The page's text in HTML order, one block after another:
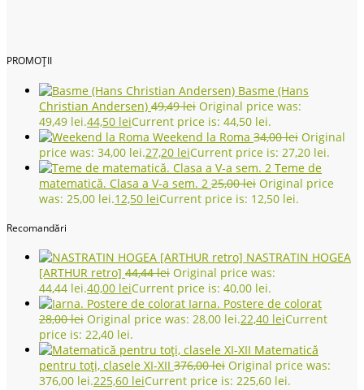
PROMOȚII
Basme (Hans
Christian Andersen) 49,49lei Original price was:
49,49 lei.44,50 leiCurrent price is: 44,50 lei.
Weekend la Roma 34,00lei Original
price was: 34,00 lei.27,20 leiCurrent price is: 27,20 lei.
Teme de
matematică. Clasa a V-a sem. 2 25,00lei Original price
was: 25,00 lei.12,50 leiCurrent price is: 12,50 lei.
Recomandări
NASTRATIN HOGEA
[ARTHUR retro] 44,44lei Original price was:
44,44 lei.40,00 leiCurrent price is: 40,00 lei.
Iarna. Postere de colorat
28,00lei Original price was: 28,00 lei.22,40 leiCurrent
price is: 22,40 lei.
Matematică
pentru toți, clasele XI-XII 376,00lei Original price was:
376,00 lei.225,60 leiCurrent price is: 225,60 lei.